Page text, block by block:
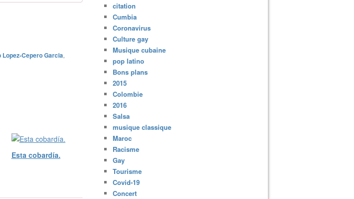
Cepero Garcia,
Esta cobardía.
citation
Cumbia
Coronavirus
Culture gay
Musique cubaine
pop latino
Bons plans
2015
Colombie
2016
Salsa
musique classique
Maroc
Racisme
Gay
Tourisme
Covid-19
Concert